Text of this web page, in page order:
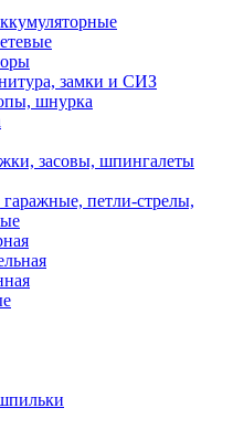
замки и СИЗ
шнурка
засовы, шпингалеты
петли-стрелы,